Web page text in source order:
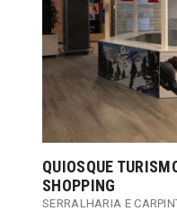
QUIOSQUE
SHOPPING
SERRALHARIA E